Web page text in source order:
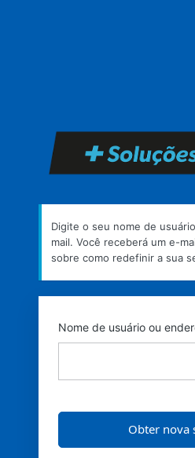
Digite o seu nome de
mail. Você receberá um e-
sobre como redefinir a sua
Nome de usuário ou